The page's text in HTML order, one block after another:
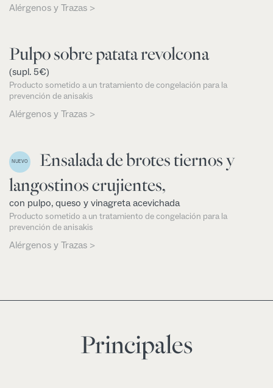
Alérgenos y Trazas >
Pulpo sobre patata revolcona
(supl. 5€)
Producto sometido a un tratamiento de congelación para la
prevención de anisakis
Alérgenos y Trazas >
NUEVO
Ensalada de brotes tiernos y
langostinos crujientes,
con pulpo, queso y vinagreta acevichada
Producto sometido a un tratamiento de congelación para la
prevención de anisakis
Alérgenos y Trazas >
Principales